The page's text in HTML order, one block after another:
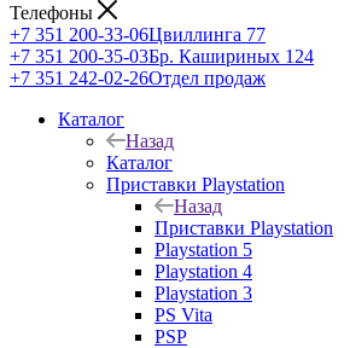
Телефоны
+7 351 200-33-06Цвиллинга 77
+7 351 200-35-03Бр. Кашириных 124
+7 351 242-02-26Отдел продаж
Каталог
Назад
Каталог
Приставки Playstation
Назад
Приставки Playstation
Playstation 5
Playstation 4
Playstation 3
PS Vita
PSP